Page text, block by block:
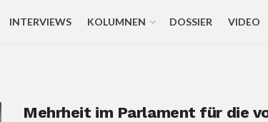
INTERVIEWS KOLUMNEN DOSSIER VIDEO
Mehrheit im Parlament für die